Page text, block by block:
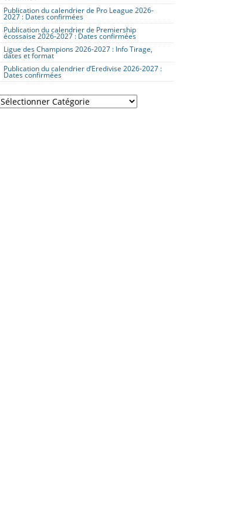
Publication du calendrier de Pro League 2026-
2027 : Dates confirmées
Publication du calendrier de Premiership
écossaise 2026-2027 : Dates confirmées
Ligue des Champions 2026-2027 : Info Tirage,
dates et format
Publication du calendrier d’Eredivise 2026-2027 :
Dates confirmées
Catégories